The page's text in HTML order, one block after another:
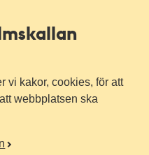
vi kakor, cookies, för att
webbplatsen ska